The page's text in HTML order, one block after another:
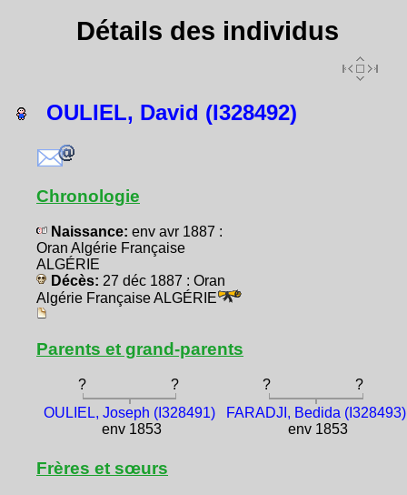
Détails des individus
OULIEL, David (I328492)
Chronologie
Naissance: env avr 1887 :
Oran Algérie Française
ALGÉRIE
Décès: 27 déc 1887 : Oran
Algérie Française ALGÉRIE
Parents et grand-parents
? ? ?
?
OULIEL, Joseph (I328491)
env 1853
FARADJI, Bedida (I328493)
env 1853
Frères et sœurs